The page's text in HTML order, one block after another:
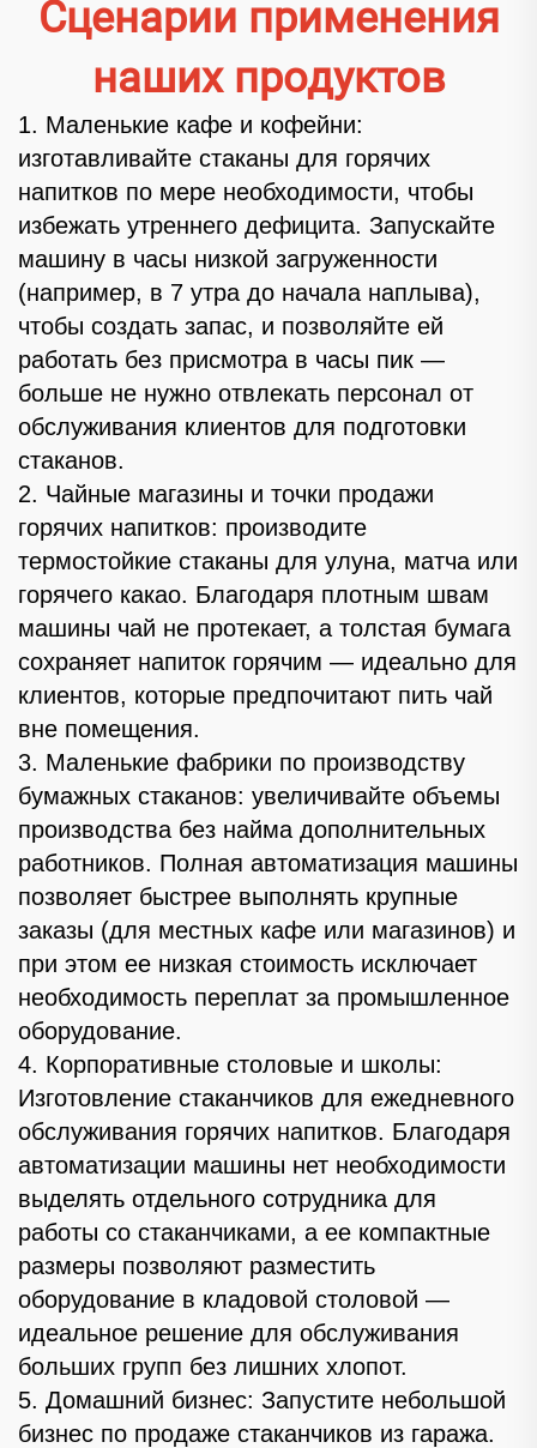
Сценарии применения
наших продуктов
1. Маленькие кафе и кофейни:
изготавливайте стаканы для горячих
напитков по мере необходимости, чтобы
избежать утреннего дефицита. Запускайте
машину в часы низкой загруженности
(например, в 7 утра до начала наплыва),
чтобы создать запас, и позволяйте ей
работать без присмотра в часы пик —
больше не нужно отвлекать персонал от
обслуживания клиентов для подготовки
стаканов.
2. Чайные магазины и точки продажи
горячих напитков: производите
термостойкие стаканы для улуна, матча или
горячего какао. Благодаря плотным швам
машины чай не протекает, а толстая бумага
сохраняет напиток горячим — идеально для
клиентов, которые предпочитают пить чай
вне помещения.
3. Маленькие фабрики по производству
бумажных стаканов: увеличивайте объемы
производства без найма дополнительных
работников. Полная автоматизация машины
позволяет быстрее выполнять крупные
заказы (для местных кафе или магазинов) и
при этом ее низкая стоимость исключает
необходимость переплат за промышленное
оборудование.
4. Корпоративные столовые и школы:
Изготовление стаканчиков для ежедневного
обслуживания горячих напитков. Благодаря
автоматизации машины нет необходимости
выделять отдельного сотрудника для
работы со стаканчиками, а ее компактные
размеры позволяют разместить
оборудование в кладовой столовой —
идеальное решение для обслуживания
больших групп без лишних хлопот.
5. Домашний бизнес: Запустите небольшой
бизнес по продаже стаканчиков из гаража.